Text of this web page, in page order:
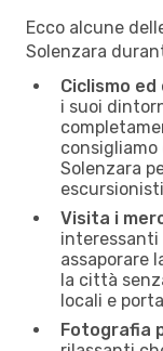
Ecco alcune
Solenzara
Ciclismo
i suoi
Solenzara
Visita i
interessanti
assaporare
la città
locali e
Fotografia